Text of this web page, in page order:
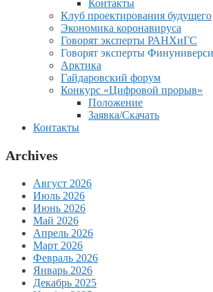
Контакты
Клуб проектирования будущего
Экономика коронавируса
Говорят эксперты РАНХиГС
Говорят эксперты
Арктика
Гайдаровский форум
Конкурс «Цифровой прорыв»
Положение
Заявка/Скачать
Контакты
Archives
Август 2026
Июль 2026
Июнь 2026
Май 2026
Апрель 2026
Март 2026
Февраль 2026
Январь 2026
Декабрь 2025